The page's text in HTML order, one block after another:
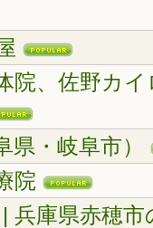
院、佐野カ
県・岐阜市）
院
兵庫県赤穂市